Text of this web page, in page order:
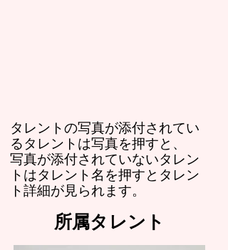
タレントの写真が添付されてい
るタレントは写真を押すと、
写真が添付されていないタレン
トはタレント名を押すとタレン
ト詳細が見られます。
所属タレント